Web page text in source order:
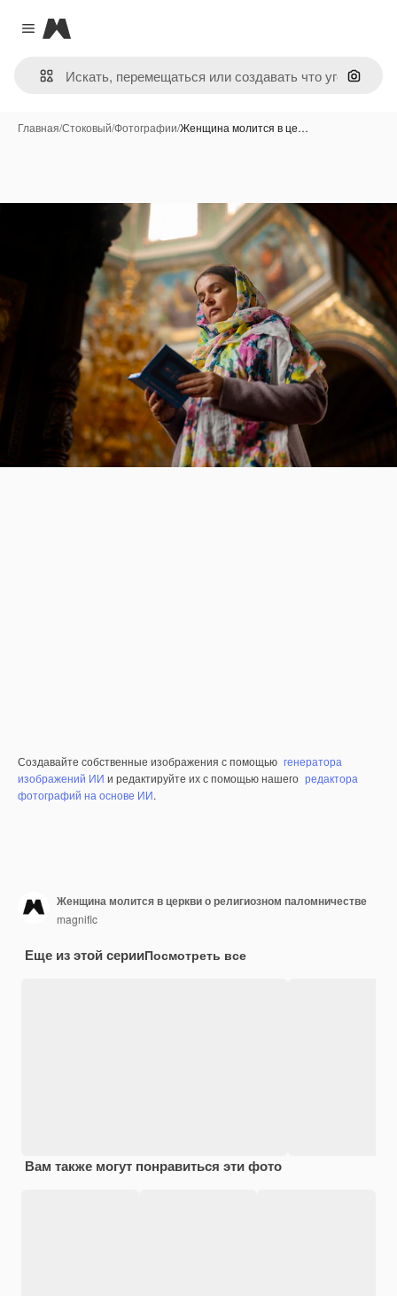
Close menu
Magnific
Поиск
Главная/Стоковый/Фотографии/Женщина молится в це…
Создавайте собственные изображения с помощью генератора
изображений ИИ и редактируйте их с помощью нашего редактора
фотографий на основе ИИ.
Женщина молится в церкви о религиозном паломничестве
magnific
Еще из этой серииПосмотреть все
Вам также могут понравиться эти фото